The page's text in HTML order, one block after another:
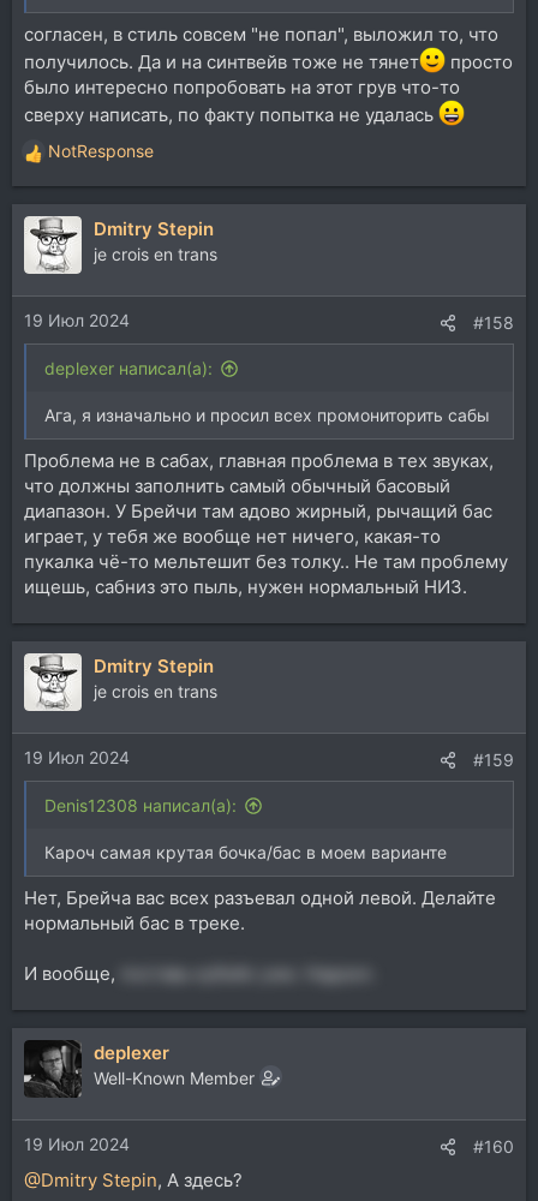
согласен, в стиль совсем "не попал", выложил то, что
получилось. Да и на синтвейв тоже не тянет
просто
было интересно попробовать на этот грув что-то
сверху написать, по факту попытка не удалась
Р
е
а
к
и
и
:
NotResponse
Dmitry Stepin
je crois en trans
19 Июл 2024 #158
deplexer написал(а):
Ага, я изначально и просил всех промониторить сабы
Проблема не в сабах, главная проблема в тех звуках,
что должны заполнить самый обычный басовый
диапазон. У Брейчи там адово жирный, рычащий бас
играет, у тебя же вообще нет ничего, какая-то
пукалка чё-то мельтешит без толку.. Не там проблему
ищешь, сабниз это пыль, нужен нормальный НИЗ.
Dmitry Stepin
je crois en trans
19 Июл 2024 #159
Denis12308 написал(а):
Кароч самая крутая бочка/бас в моем варианте
Нет, Брейча вас всех разъевал одной левой. Делайте
нормальный бас в треке.
И вообще,
deplexer
Well-Known Member
19 Июл 2024 #160
@Dmitry Stepin, А здесь?